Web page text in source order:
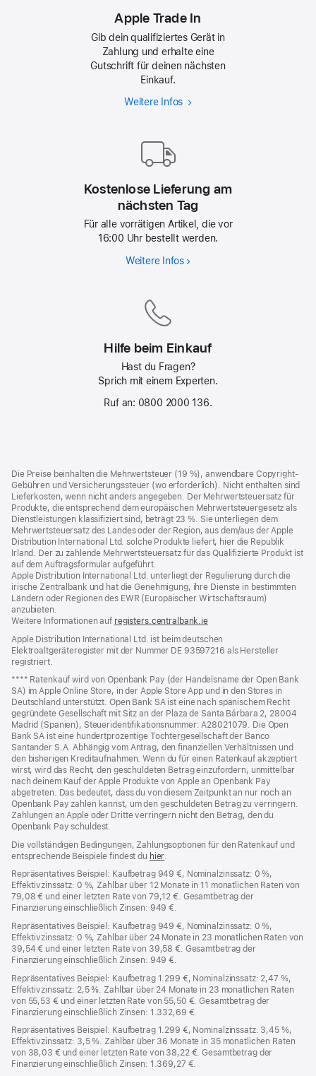
Apple Trade In
Gib dein qualifiziertes Gerät in
Zahlung und erhalte eine
Gutschrift für deinen nächsten
Einkauf.
Weitere Infos Apple
Kostenlose Lieferung am
nächsten Tag
Für alle vorrätigen Artikel, die vor
16:00 Uhr bestellt werden.
Weitere InfosKostenlose
Hilfe beim Einkauf
Hast du Fragen?
Sprich mit einem Experten.
Ruf an: 0800 2000 136.
Die Preise beinhalten die Mehrwertsteuer (19 %), anwendbare Copyright-
Gebühren und Versicherungssteuer (wo erforderlich). Nicht enthalten sind
Lieferkosten, wenn nicht anders angegeben. Der Mehrwertsteuersatz für
Produkte, die entsprechend dem europäischen Mehrwertsteuergesetz als
Dienstleistungen klassifiziert sind, beträgt 23 %. Sie unterliegen dem
Mehrwertsteuersatz des Landes oder der Region, aus dem/aus der Apple
Distribution International Ltd. solche Produkte liefert, hier die Republik
Irland. Der zu zahlende Mehrwertsteuersatz für das Qualifizierte Produkt ist
auf dem Auftragsformular aufgeführt.
Apple Distribution International Ltd. unterliegt der Regulierung durch die
irische Zentralbank und hat die Genehmigung, ihre Dienste in bestimmten
Ländern oder Regionen des EWR (Europäischer Wirtschaftsraum)
anzubieten.
Weitere Informationen auf registers.centralbank.ie
Apple Distribution International Ltd. ist beim deutschen
Elektroaltgeräteregister mit der Nummer DE 93597216 als Hersteller
registriert.
Fußnote
**** Ratenkauf wird von Openbank Pay (der Handelsname der Open Bank
SA) im Apple Online Store, in der Apple Store App und in den Stores in
Deutschland unterstützt. Open Bank SA ist eine nach spanischem Recht
gegründete Gesellschaft mit Sitz an der Plaza de Santa Bárbara 2, 28004
Madrid (Spanien), Steueridentifikationsnummer: A28021079. Die Open
Bank SA ist eine hundertprozentige Tochtergesellschaft der Banco
Santander S.A. Abhängig vom Antrag, den finanziellen Verhältnissen und
den bisherigen Kreditaufnahmen. Wenn du für einen Ratenkauf akzeptiert
wirst, wird das Recht, den geschuldeten Betrag einzufordern, unmittelbar
nach deinem Kauf der Apple Produkte von Apple an Openbank Pay
abgetreten. Das bedeutet, dass du von diesem Zeitpunkt an nur noch an
Openbank Pay zahlen kannst, um den geschuldeten Betrag zu verringern.
Zahlungen an Apple oder Dritte verringern nicht den Betrag, den du
Openbank Pay schuldest.
Die vollständigen Bedingungen, Zahlungsoptionen für den Ratenkauf und
entsprechende Beispiele findest du hier
neues
Fenster)
Repräsentatives Beispiel: Kaufbetrag 949 €, Nominalzinssatz: 0 %,
Effektivzinssatz: 0 %, Zahlbar über 12 Monate in 11 monatlichen Raten von
79,08 € und einer letzten Rate von 79,12 €. Gesamtbetrag der
Finanzierung einschließlich Zinsen: 949 €.
Repräsentatives Beispiel: Kaufbetrag 949 €, Nominalzinssatz: 0 %,
Effektivzinssatz: 0 %, Zahlbar über 24 Monate in 23 monatlichen Raten von
39,54 € und einer letzten Rate von 39,58 €. Gesamtbetrag der
Finanzierung einschließlich Zinsen: 949 €.
Repräsentatives Beispiel: Kaufbetrag 1.299 €, Nominalzinssatz: 2,47 %,
Effektivzinssatz: 2,5 %. Zahlbar über 24 Monate in 23 monatlichen Raten
von 55,53 € und einer letzten Rate von 55,50 €. Gesamtbetrag der
Finanzierung einschließlich Zinsen: 1.332,69 €.
Repräsentatives Beispiel: Kaufbetrag 1.299 €, Nominalzinssatz: 3,45 %,
Effektivzinssatz: 3,5 %. Zahlbar über 36 Monate in 35 monatlichen Raten
von 38,03 € und einer letzten Rate von 38,22 €. Gesamtbetrag der
Finanzierung einschließlich Zinsen: 1.369,27 €.